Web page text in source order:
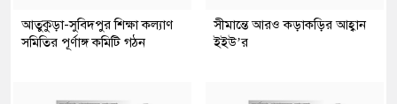
আতুকুড়া-সুবিদপুর শিক্ষা কল্যাণ
সমিতির পূর্ণাঙ্গ কমিটি গঠন
সীমান্তে আরও কড়াকড়ির আহ্বান
ইইউ’র